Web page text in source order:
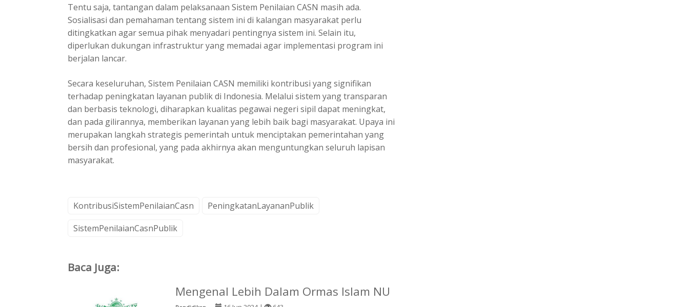
Tentu saja, tantangan dalam pelaksanaan Sistem Penilaian CASN masih ada.
Sosialisasi dan pemahaman tentang sistem ini di kalangan masyarakat perlu
ditingkatkan agar semua pihak menyadari pentingnya sistem ini. Selain itu,
diperlukan dukungan infrastruktur yang memadai agar implementasi program ini
berjalan lancar.
Secara keseluruhan, Sistem Penilaian CASN memiliki kontribusi yang signifikan
terhadap peningkatan layanan publik di Indonesia. Melalui sistem yang transparan
dan berbasis teknologi, diharapkan kualitas pegawai negeri sipil dapat meningkat,
dan pada gilirannya, memberikan layanan yang lebih baik bagi masyarakat. Upaya ini
merupakan langkah strategis pemerintah untuk menciptakan pemerintahan yang
bersih dan profesional, yang pada akhirnya akan menguntungkan seluruh lapisan
masyarakat.
KontribusiSistemPenilaianCasn
PeningkatanLayananPublik
SistemPenilaianCasnPublik
Baca Juga:
Mengenal Lebih Dalam Ormas Islam NU